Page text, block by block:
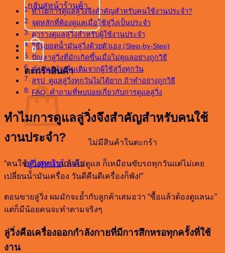
กลับสู่หน้าร้านค้า
0
ตะกร้าสินค้า
ไม่มีสินค้าในตะกร้า
กลับสู่หน้าร้านค้า
ทำไมการดูแลลู่วิ่งจึงสำคัญสำหรับคนใช้งานประจำ?
จุดหลักที่ต้องดูแลเมื่อใช้ลู่วิ่งเป็นประจำ
ตารางดูแลลู่วิ่งสำหรับผู้ใช้งานประจำ
วิธีหยอดน้ำมันลู่วิ่งด้วยตัวเอง (Step-by-Step)
ปัญหาลู่วิ่งที่มักเกิดขึ้นเมื่อไม่ดูแลอย่างถูกวิธี
คำแนะนำเพิ่มเติมจากผู้ใช้ลู่วิ่งทุกวัน
สรุป ดูแลลู่วิ่งทุกวันไม่ได้ยาก ถ้าทำอย่างถูกวิธี
FAQ คำถามที่พบบ่อยเกี่ยวกับการดูแลลู่วิ่ง
ทำไมการดูแลลู่วิ่งจึงสำคัญสำหรับคนใช้
งานประจำ?
“คนใช้ลู่วิ่งทุกวันแล้วไม่ดูแล ก็เหมือนขับรถทุกวันแต่ไม่เคย
เปลี่ยนน้ำมันเครื่อง วันดีคืนดีเครื่องก็พัง!”
ตอนขายลู่วิ่ง ผมมักจะย้ำกับลูกค้าเสมอว่า “ซื้อแล้วต้องดูแลนะ”
แต่ก็มีน้อยคนจะทำตามจริงๆ
ลู่วิ่งคือเครื่องออกกำลังกายที่มีการสึกหรอทุกครั้งที่ใช้
งาน